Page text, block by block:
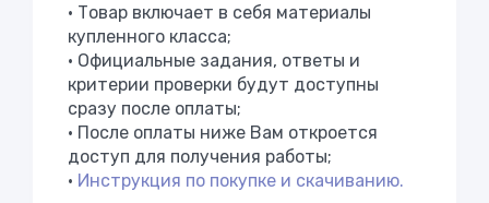
• Товар включает в себя материалы
купленного класса;
• Официальные задания, ответы и
критерии проверки будут доступны
сразу после оплаты;
• После оплаты ниже Вам откроется
доступ для получения работы;
• Инструкция по покупке и скачиванию.